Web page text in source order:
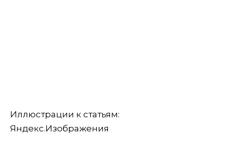
Иллюстрации к статьям:
Яндекс.Изображения